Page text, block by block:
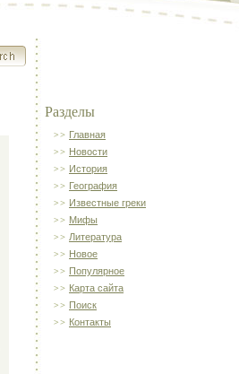
Разделы
Главная
Новости
История
География
Известные греки
Мифы
Литература
Новое
Популярное
Карта сайта
Поиск
Контакты